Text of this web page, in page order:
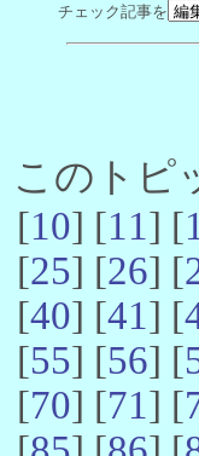
チェック記事を
このトピ
[10] [11] [
[25] [26] [
[40] [41] [
[55] [56] [
[70] [71] [